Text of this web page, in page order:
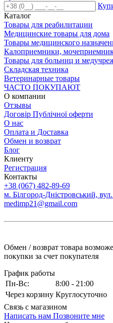
Каталог
Товары для реабилитации
Медицинские товары для дома
Товары медицинского
Калоприемники,
Товары для больниц и
Складская техника
Ветеринарные товары
ЧАСТО ПОКУПАЮТ
О компании
Отзывы
Договір Публічної оферти
О нас
Оплата и Доставка
Обмен и возврат
Блог
Клиенту
Регистрация
Контакты
+38 (067) 482-89-69
м. Білгород-Дністровський,
medimp21@gmail.com
Обмен / возврат товара
покупки за счет покупателя
График работы
Пн-Вс:
8:00 - 21:00
Через корзину Круглосуточно
Связь с магазином
Написать нам Позвоните мне